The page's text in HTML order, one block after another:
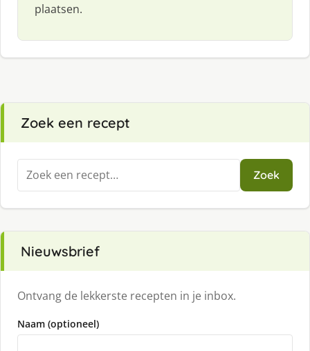
plaatsen.
Zoek een recept
Zoeken
naar:
Zoek
Nieuwsbrief
Ontvang de lekkerste recepten in je inbox.
Naam (optioneel)